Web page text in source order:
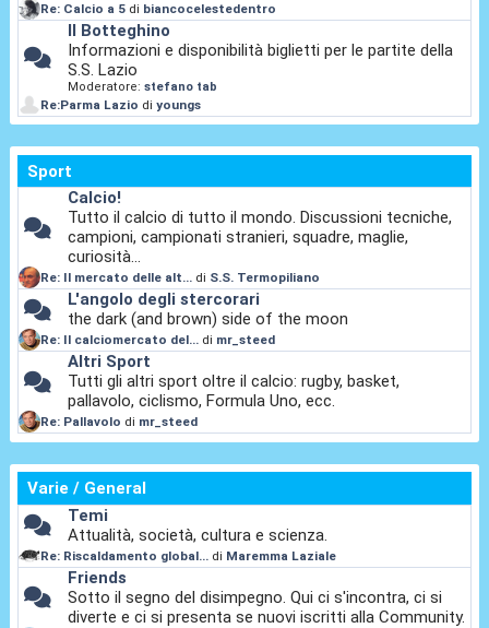
Re: Calcio a 5 di biancocelestedentro
Il Botteghino
Informazioni e disponibilità biglietti per le partite della
S.S. Lazio
Moderatore:stefano tab
Re:Parma Lazio diyoungs
Sport
Calcio!
Tutto il calcio di tutto il mondo. Discussioni tecniche,
campioni, campionati stranieri, squadre, maglie,
curiosità...
Re: Il mercato delle alt... di S.S. Termopiliano
L'angolo degli stercorari
the dark (and brown) side of the moon
Re: Il calciomercato del... di mr_steed
Altri Sport
Tutti gli altri sport oltre il calcio: rugby, basket,
pallavolo, ciclismo, Formula Uno, ecc.
Re: Pallavolo di mr_steed
Varie / General
Temi
Attualità, società, cultura e scienza.
Re: Riscaldamento global... di Maremma Laziale
Friends
Sotto il segno del disimpegno. Qui ci s'incontra, ci si
diverte e ci si presenta se nuovi iscritti alla Community.